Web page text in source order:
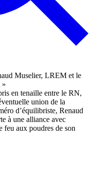
en tenaille entre le RN,
union de la
d’équilibriste, Renaud
à une alliance avec
aux poudres de son